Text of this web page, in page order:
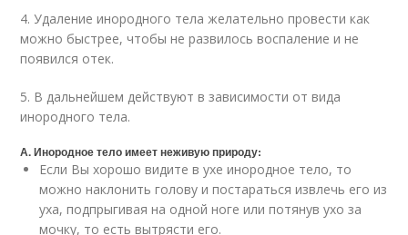
4. Удаление инородного тела желательно провести как
можно быстрее, чтобы не развилось воспаление и не
появился отек.
5. В дальнейшем действуют в зависимости от вида
инородного тела.
А. Инородное тело имеет неживую природу:
Если Вы хорошо видите в ухе инородное тело, то
можно наклонить голову и постараться извлечь его из
уха, подпрыгивая на одной ноге или потянув ухо за
мочку, то есть вытрясти его.